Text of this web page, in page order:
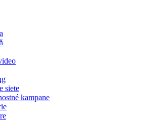
siete
kampane